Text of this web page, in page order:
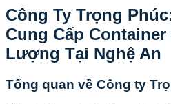
Công Ty Trọng
Cung Cấp
Lượng Tại Nghệ An
Tổng quan về Công ty